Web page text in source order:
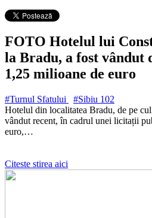
FOTO Hotelul lui
la Bradu, a fost vândut
1,25 milioane de euro
#Turnul Sfatului #Sibiu 102
Hotelul din localitatea Bradu, de pe
vândut recent, în cadrul unei licitații
euro,…
Citeste stirea aici